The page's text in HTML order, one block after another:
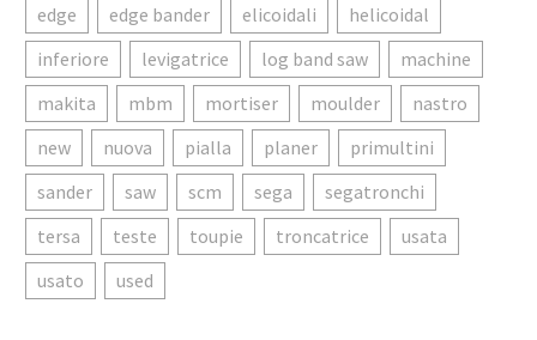
edge
edge bander elicoidali
helicoidal
inferiore
levigatrice log band saw
machine
makita
mbm mortiser moulder
nastro
new
nuova pialla planer
primultini
sander
saw scm sega
segatronchi
tersa
teste toupie troncatrice
usata
usato
used